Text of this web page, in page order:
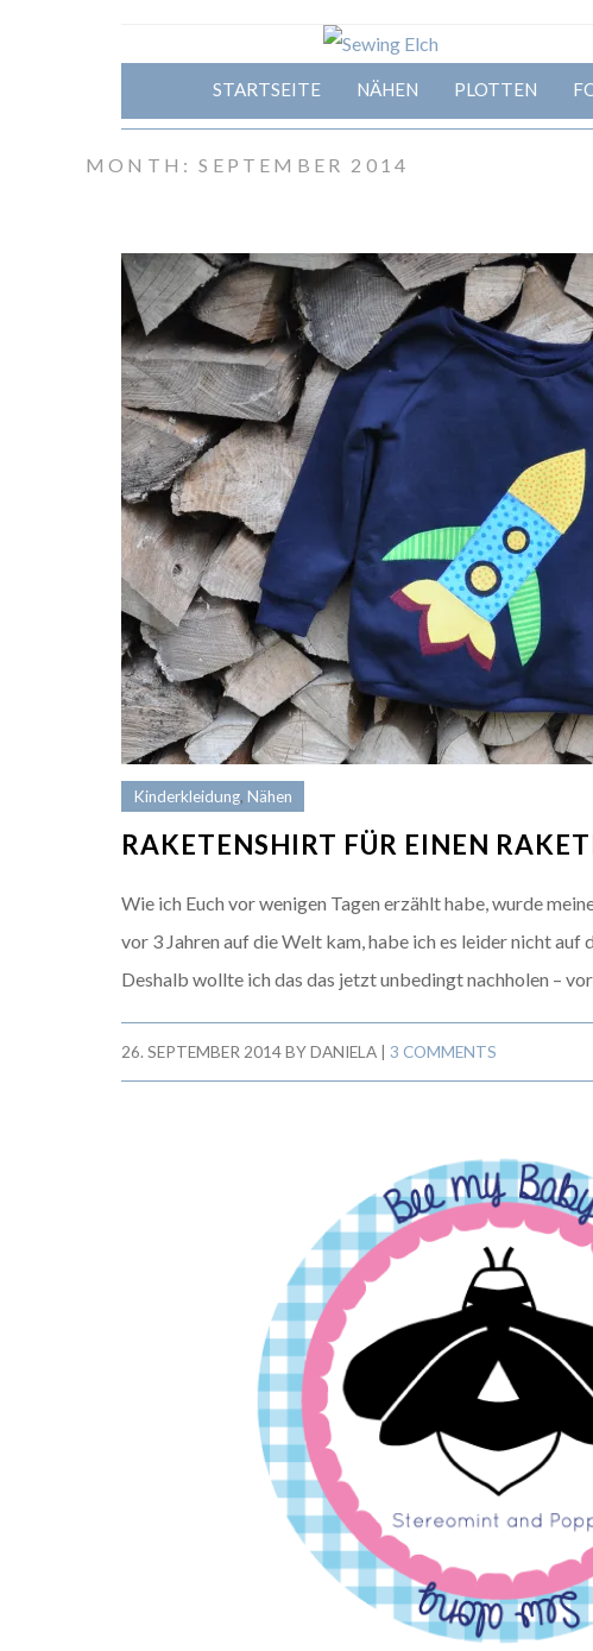
STARTSEITE NÄHEN PLOTTEN
MONTH: SEPTEMBER 2014
Kinderkleidung, Nähen
RAKETENSHIRT FÜR EINEN
Wie ich Euch vor wenigen Tagen erzählt habe, wurde
vor 3 Jahren auf die Welt kam, habe ich es leider nicht auf
Deshalb wollte ich das das jetzt unbedingt nachholen –
26. SEPTEMBER 2014BYDANIELA 3 COMMENTS